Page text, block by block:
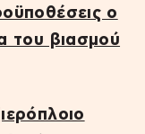
ο
του βιασμού